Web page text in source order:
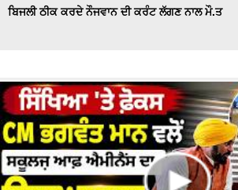
ਬਿਜਲੀ ਠੀਕ ਕਰਦੇ ਨੌਜਵਾਨ ਦੀ ਕਰੰਟ ਲੱਗਣ ਨਾਲ ਮੌ.ਤ